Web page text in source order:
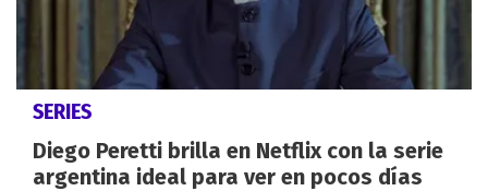
SERIES
Diego Peretti brilla en Netflix con la serie
argentina ideal para ver en pocos días